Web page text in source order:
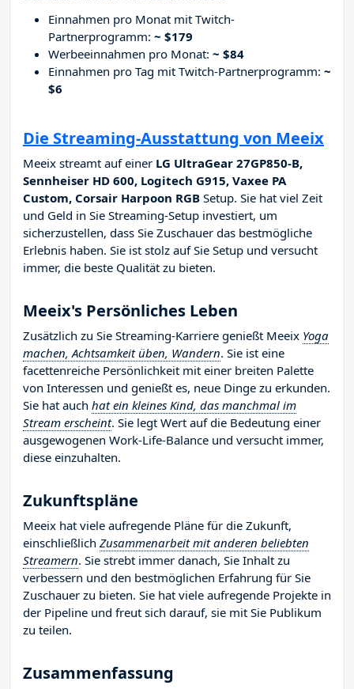
Einnahmen pro Monat mit Twitch-
Partnerprogramm: ~ $179
Werbeeinnahmen pro Monat: ~ $84
Einnahmen pro Tag mit Twitch-Partnerprogramm: ~
$6
Die Streaming-Ausstattung von Meeix
Meeix streamt auf einer LG UltraGear 27GP850-B,
Sennheiser HD 600, Logitech G915, Vaxee PA
Custom, Corsair Harpoon RGB Setup. Sie hat viel Zeit
und Geld in Sie Streaming-Setup investiert, um
sicherzustellen, dass Sie Zuschauer das bestmögliche
Erlebnis haben. Sie ist stolz auf Sie Setup und versucht
immer, die beste Qualität zu bieten.
Meeix's Persönliches Leben
Zusätzlich zu Sie Streaming-Karriere genießt Meeix Yoga
machen, Achtsamkeit üben, Wandern. Sie ist eine
facettenreiche Persönlichkeit mit einer breiten Palette
von Interessen und genießt es, neue Dinge zu erkunden.
Sie hat auch hat ein kleines Kind, das manchmal im
Stream erscheint. Sie legt Wert auf die Bedeutung einer
ausgewogenen Work-Life-Balance und versucht immer,
diese einzuhalten.
Zukunftspläne
Meeix hat viele aufregende Pläne für die Zukunft,
einschließlich Zusammenarbeit mit anderen beliebten
Streamern. Sie strebt immer danach, Sie Inhalt zu
verbessern und den bestmöglichen Erfahrung für Sie
Zuschauer zu bieten. Sie hat viele aufregende Projekte in
der Pipeline und freut sich darauf, sie mit Sie Publikum
zu teilen.
Zusammenfassung